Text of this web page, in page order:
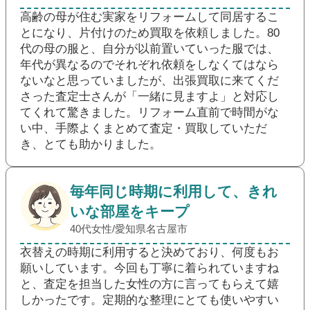
高齢の母が住む実家をリフォームして同居するこ
とになり、片付けのため買取を依頼しました。80
代の母の服と、自分が以前置いていった服では、
年代が異なるのでそれぞれ依頼をしなくてはなら
ないなと思っていましたが、出張買取に来てくだ
さった査定士さんが「一緒に見ますよ」と対応し
てくれて驚きました。リフォーム直前で時間がな
い中、手際よくまとめて査定・買取していただ
き、とても助かりました。
毎年同じ時期に利用して、きれ
いな部屋をキープ
40代女性/愛知県名古屋市
衣替えの時期に利用すると決めており、何度もお
願いしています。今回も丁寧に着られていますね
と、査定を担当した女性の方に言ってもらえて嬉
しかったです。定期的な整理にとても使いやすい